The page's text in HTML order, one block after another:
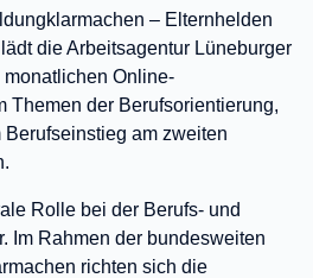
– Elternhelden
die Arbeitsagentur Lüneburger
Online-
Themen der Berufsorientierung,
am zweiten
Rolle bei der Berufs- und
Im Rahmen der bundesweiten
richten sich die